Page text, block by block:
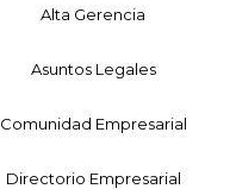
Alta Gerencia
Asuntos Legales
Comunidad Empresarial
Directorio Empresarial